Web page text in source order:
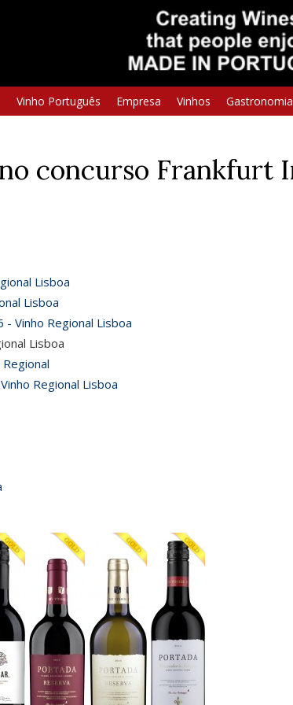
Vinho Português Empresa Vinhos Gastronomia
concurso
Lisboa
Lisboa
Vinho Regional Lisboa
Lisboa
Regional Lisboa